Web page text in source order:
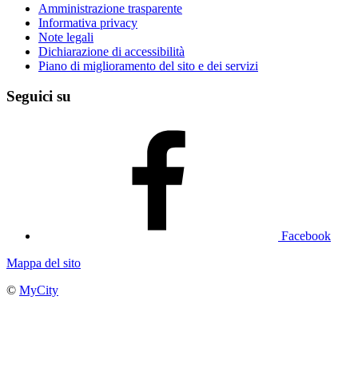
Amministrazione trasparente
Informativa privacy
Note legali
Dichiarazione di accessibilità
Piano di miglioramento del sito e dei servizi
Seguici su
Facebook
Mappa del sito
© MyCity